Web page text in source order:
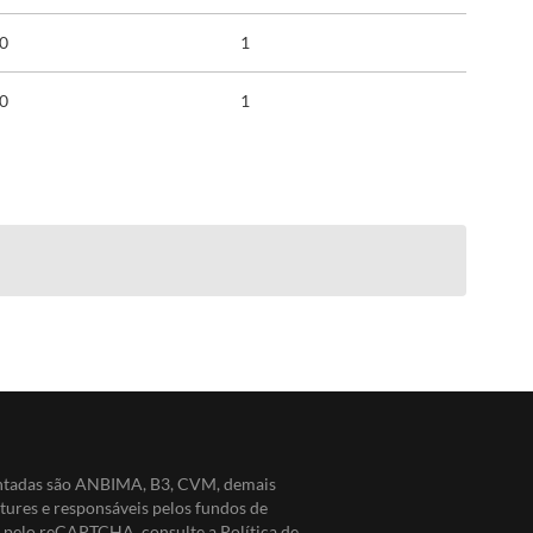
1
1
são ANBIMA, B3, CVM, demais
e responsáveis pelos fundos de